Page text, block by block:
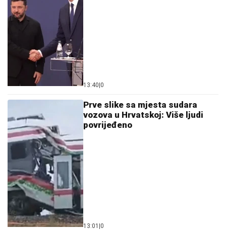
13:40 0
Prve slike sa mjesta sudara
vozova u Hrvatskoj: Više ljudi
povrijeđeno
13:01 0